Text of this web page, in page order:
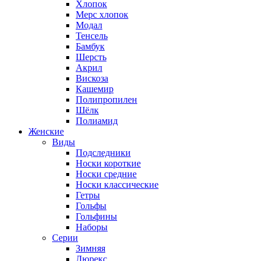
Хлопок
Мерс хлопок
Модал
Тенсель
Бамбук
Шерсть
Акрил
Вискоза
Кашемир
Полипропилен
Шёлк
Полиамид
Женские
Виды
Подследники
Носки короткие
Носки средние
Носки классические
Гетры
Гольфы
Гольфины
Наборы
Серии
Зимняя
Люрекс